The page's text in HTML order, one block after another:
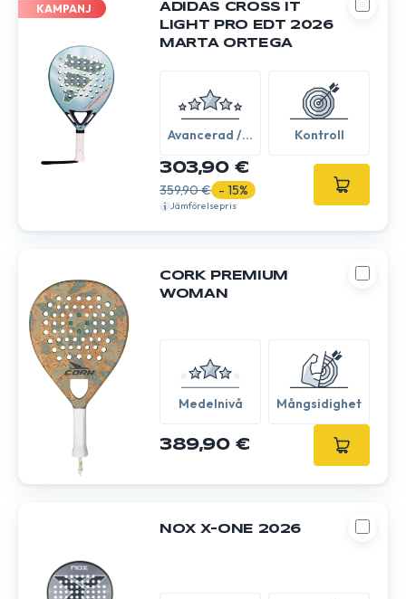
KAMPANJ
ADIDAS CROSS IT
LIGHT PRO EDT 2026
MARTA ORTEGA
Avancerad /
Kontroll
303,90 €
359,90 € - 15%
Jämförelsepris
CORK PREMIUM
WOMAN
Medelnivå Mångsidighet
389,90 €
NOX X-ONE 2026